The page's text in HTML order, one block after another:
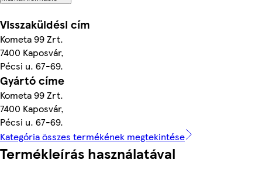
Visszaküldési cím
Kometa 99 Zrt.
7400 Kaposvár,
Pécsi u. 67-69.
Gyártó címe
Kometa 99 Zrt.
7400 Kaposvár,
Pécsi u. 67-69.
Kategória összes termékének megtekintése
Termékleírás használatával